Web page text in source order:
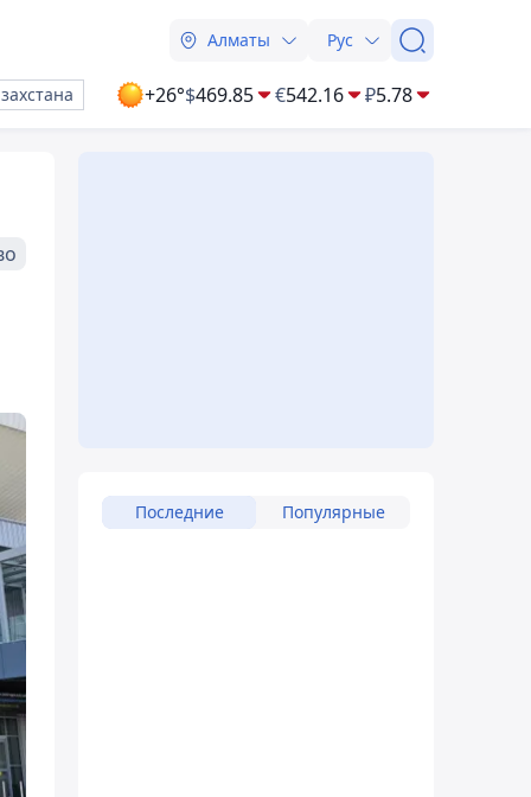
Алматы Рус
+26°$469.85 €542.16 ₽5.78
Последние Популярные